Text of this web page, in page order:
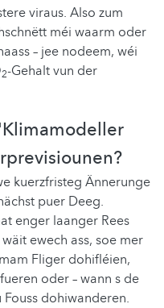
viraus. Also zum
méi waarm oder
– jee nodeem, wéi
2-Gehalt vun der
kuerzfristeg Ännerunge
puer Deeg.
enger laanger Rees
ewech ass, soe mer
Fliger dohifléien,
oder – wann s de
Fouss dohiwanderen.